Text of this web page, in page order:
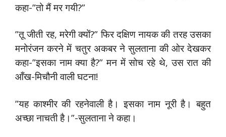
कहा-”तो मैं मर गयी?”
”तू जीती रह, मरेगी क्यों?” फिर दक्षिण नायक की तरह उसका
मनोरंजन करने में चतुर अकबर ने सुलताना की ओर देखकर
कहा-”इसका नाम क्या है?” मन में सोच रहे थे, उस रात की
आँख-मिचौनी वाली घटना!
”यह काश्मीर की रहनेवाली है। इसका नाम नूरी है। बहुत
अच्छा नाचती है।”-सुलताना ने कहा।